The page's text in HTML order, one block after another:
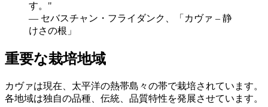
す。 "
— セバスチャン・フライダンク、「カヴァ – 静
けさの根」
重要な栽培地域
カヴァは現在、太平洋の熱帯島々の帯で栽培されています。
各地域は独自の品種、伝統、品質特性を発展させています。